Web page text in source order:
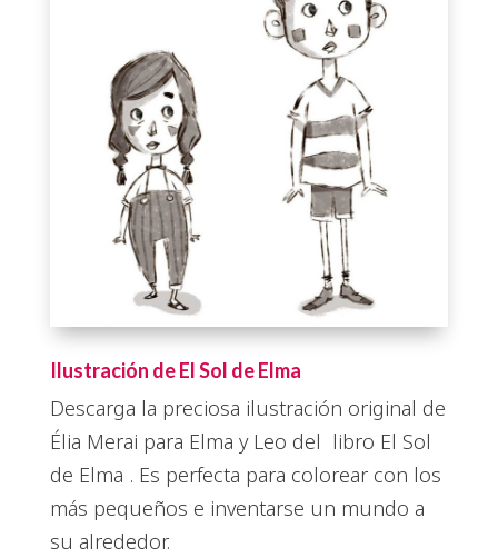
Ilustración de El Sol de Elma
Descarga la preciosa ilustración original de
Élia Merai para Elma y Leo del libro El Sol
de Elma . Es perfecta para colorear con los
más pequeños e inventarse un mundo a
su alrededor.